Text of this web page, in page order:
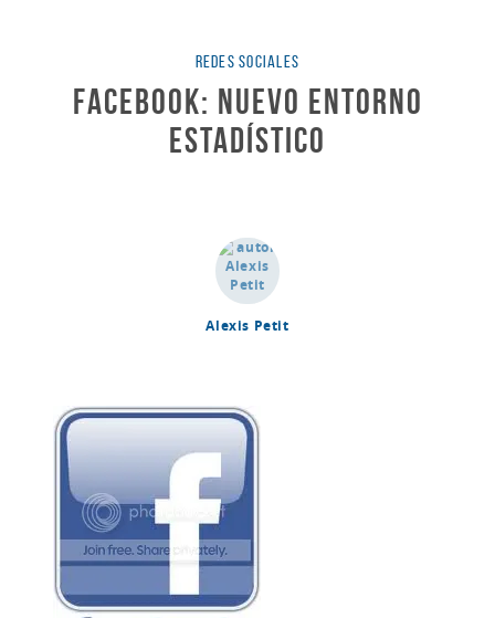
REDES SOCIALES
Facebook: nuevo entorno
estadístico
Alexis Petit